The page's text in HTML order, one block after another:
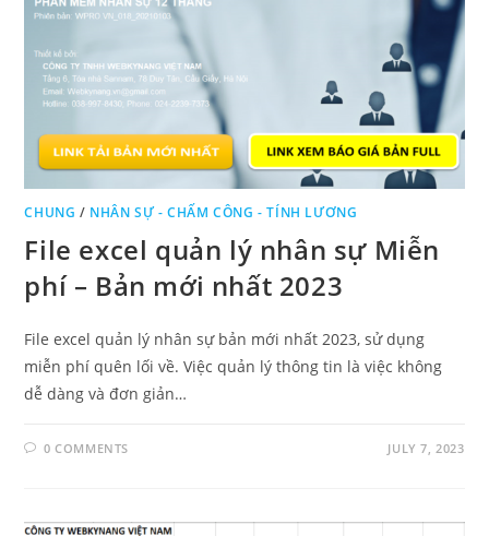
CHUNG / NHÂN SỰ - CHẤM CÔNG - TÍNH LƯƠNG
File excel quản lý nhân sự Miễn
phí – Bản mới nhất 2023
File excel quản lý nhân sự bản mới nhất 2023, sử dụng
miễn phí quên lối về. Việc quản lý thông tin là việc không
dễ dàng và đơn giản…
0 COMMENTS JULY 7, 2023